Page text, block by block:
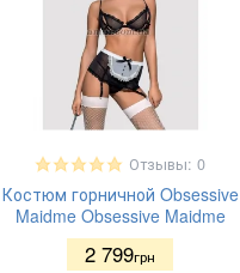
Отзывы: 0
Костюм горничной Obsessive
Maidme Obsessive Maidme
2 799грн